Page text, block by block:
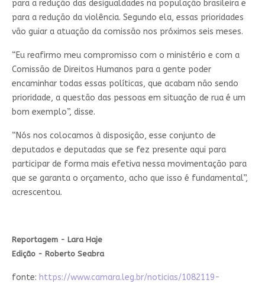
para a redução das desigualdades na população brasileira e
para a redução da violência. Segundo ela, essas prioridades
vão guiar a atuação da comissão nos próximos seis meses.
“Eu reafirmo meu compromisso com o ministério e com a
Comissão de Direitos Humanos para a gente poder
encaminhar todas essas políticas, que acabam não sendo
prioridade, a questão das pessoas em situação de rua é um
bom exemplo”, disse.
“Nós nos colocamos à disposição, esse conjunto de
deputados e deputadas que se fez presente aqui para
participar de forma mais efetiva nessa movimentação para
que se garanta o orçamento, acho que isso é fundamental”,
acrescentou.
Reportagem - Lara Haje
Edição - Roberto Seabra
fonte: https://www.camara.leg.br/noticias/1082119-